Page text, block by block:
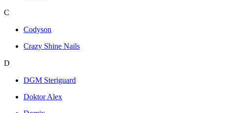
C
Codyson
Crazy Shine Nails
D
DGM Steriguard
Doktor Alex